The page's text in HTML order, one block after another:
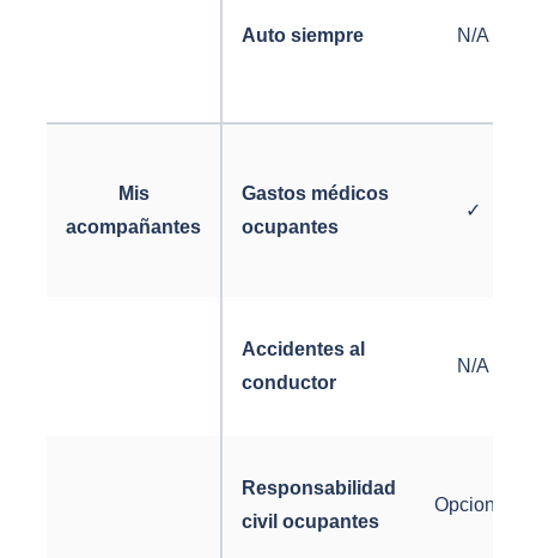
Auto siempre N/A
Mis
acompañantes
Gastos médicos
ocupantes
✓
Accidentes al
conductor
N/A
Responsabilidad
civil ocupantes
Opcional